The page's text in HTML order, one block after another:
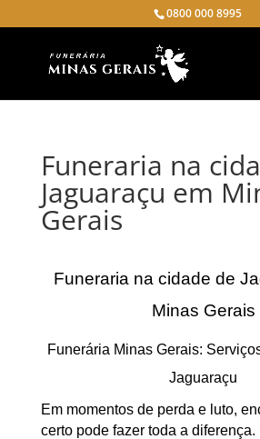
0800 000 8995
Funeraria na
Jaguaraçu em
Gerais
Funeraria na cidade de
Minas Gerais
Funerária Minas Gerais:
Jaguaraçu
Em momentos de perda e luto,
certo pode fazer toda a